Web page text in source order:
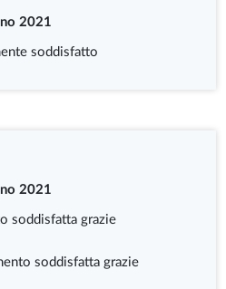
2021
soddisfatto
2021
soddisfatta grazie
soddisfatta grazie